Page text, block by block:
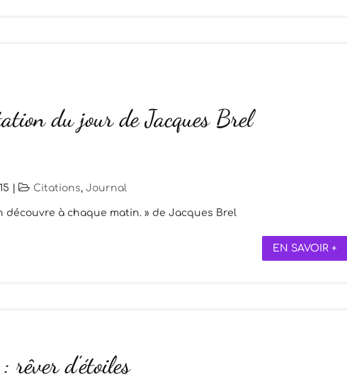
du jour de Jacques Brel
Citations, Journal
découvre à chaque matin. » de Jacques Brel
EN SAVOIR +
rêver d’étoiles